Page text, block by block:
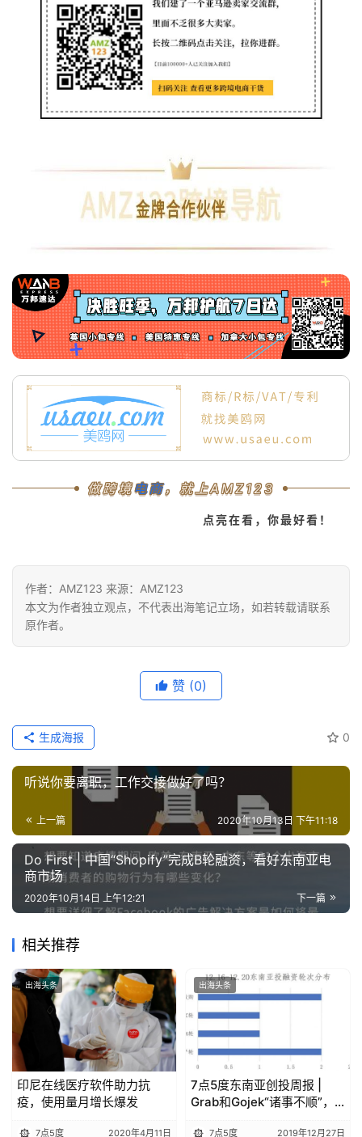
做跨境电商，就上AMZ123
点亮在看，你最好看！
作者：AMZ123 来源：AMZ123
本文为作者独立观点，不代表出海笔记立场，如若转载请联系
原作者。
赞 (0)
0
生成海报
听说你要离职，工作交接做好了吗？
上一篇 2020年10月13日 下午11:18
Do First | 中国“Shopify”完成B轮融资，看好东南亚电
商市场
下一篇
2020年10月14日 上午12:21
相关推荐
出海头条
印尼在线医疗软件助力抗
疫，使用量月增长爆发
7点5度 2020年4月11日
出海头条
7点5度东南亚创投周报 |
Grab和Gojek“诸事不顺”，
7点5度 2019年12月27日